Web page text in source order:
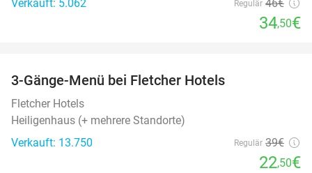
Verkauft: 5.062
Regulär 46€
34,50€
3-Gänge-Menü bei Fletcher Hotels
Fletcher Hotels
Heiligenhaus (+ mehrere Standorte)
Verkauft: 13.750
Regulär 39€
22,50€